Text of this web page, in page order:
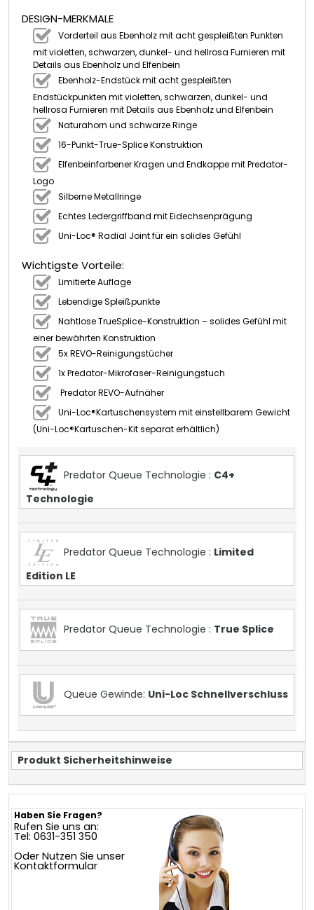
DESIGN-MERKMALE
Vorderteil aus Ebenholz mit acht gespleißten Punkten
mit violetten, schwarzen, dunkel- und hellrosa Furnieren mit
Details aus Ebenholz und Elfenbein
Ebenholz-Endstück mit acht gespleißten
Endstückpunkten mit violetten, schwarzen, dunkel- und
hellrosa Furnieren mit Details aus Ebenholz und Elfenbein
Naturahorn und schwarze Ringe
16-Punkt-True-Splice Konstruktion
Elfenbeinfarbener Kragen und Endkappe mit Predator-
Logo
Silberne Metallringe
Echtes Ledergriffband mit Eidechsenprägung
Uni-Loc® Radial Joint für ein solides Gefühl
Wichtigste Vorteile:
Limitierte Auflage
Lebendige Spleißpunkte
Nahtlose TrueSplice-Konstruktion – solides Gefühl mit
einer bewährten Konstruktion
5x REVO-Reinigungstücher
1x Predator-Mikrofaser-Reinigungstuch
Predator REVO-Aufnäher
Uni-Loc®Kartuschensystem mit einstellbarem Gewicht
(Uni-Loc®Kartuschen-Kit separat erhältlich)
Predator Queue Technologie : C4+
Technologie
Predator Queue Technologie : Limited
Edition LE
Predator Queue Technologie : True Splice
Queue Gewinde: Uni-Loc Schnellverschluss
Produkt Sicherheitshinweise
Haben Sie Fragen?
Rufen Sie uns an:
Tel: 0631-351 350
Oder Nutzen Sie unser
Kontaktformular